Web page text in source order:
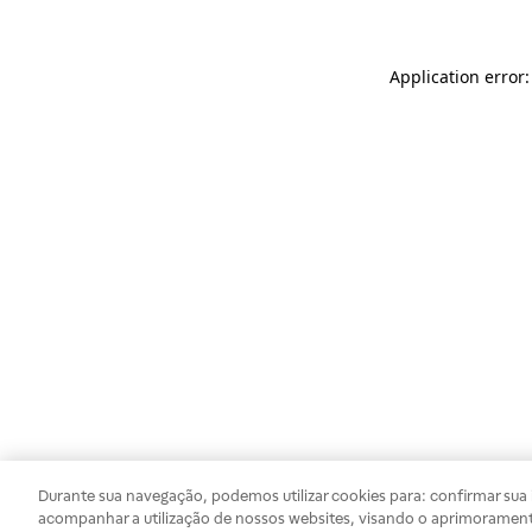
Application
Durante sua navegação, podemos utilizar cookies para: confirmar
acompanhar a utilização de nossos websites, visando o